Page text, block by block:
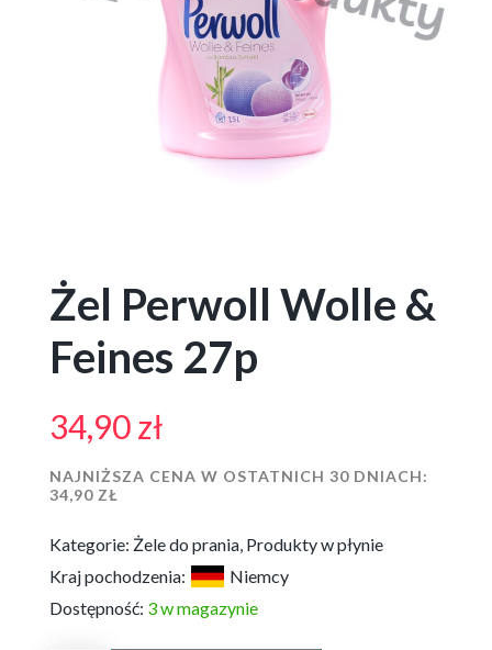
Żel Perwoll Wolle &
Feines 27p
34,90zł
NAJNIŻSZA CENA W OSTATNICH 30 DNIACH:
34,90 ZŁ
Kategorie: Żele do prania Produkty w płynie
Kraj pochodzenia:
Niemcy
Dostępność: 3 w magazynie